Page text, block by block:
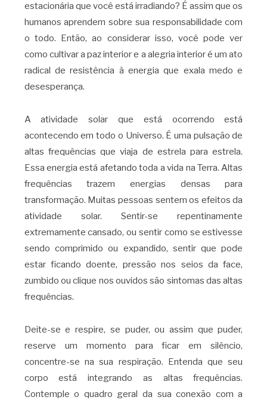
estacionária que você está irradiando? É assim que os
humanos aprendem sobre sua responsabilidade com
o todo. Então, ao considerar isso, você pode ver
como cultivar a paz interior e a alegria interior é um ato
radical de resistência à energia que exala medo e
desesperança.
A atividade solar que está ocorrendo está
acontecendo em todo o Universo. É uma pulsação de
altas frequências que viaja de estrela para estrela.
Essa energia está afetando toda a vida na Terra. Altas
frequências trazem energias densas para
transformação. Muitas pessoas sentem os efeitos da
atividade solar. Sentir-se repentinamente
extremamente cansado, ou sentir como se estivesse
sendo comprimido ou expandido, sentir que pode
estar ficando doente, pressão nos seios da face,
zumbido ou clique nos ouvidos são sintomas das altas
frequências.
Deite-se e respire, se puder, ou assim que puder,
reserve um momento para ficar em silêncio,
concentre-se na sua respiração. Entenda que seu
corpo está integrando as altas frequências.
Contemple o quadro geral da sua conexão com a